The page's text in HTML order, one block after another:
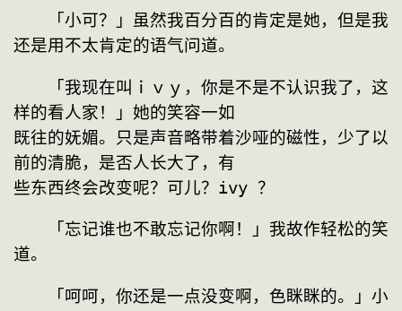
「小可？」虽然我百分百的肯定是她，但是我
还是用不太肯定的语气问道。
「我现在叫ｉｖｙ，你是不是不认识我了，这
样的看人家！」她的笑容一如
既往的妩媚。只是声音略带着沙哑的磁性，少了以
前的清脆，是否人长大了，有
些东西终会改变呢？可儿？ivy ？
「忘记谁也不敢忘记你啊！」我故作轻松的笑
道。
「呵呵，你还是一点没变啊，色眯眯的。」小